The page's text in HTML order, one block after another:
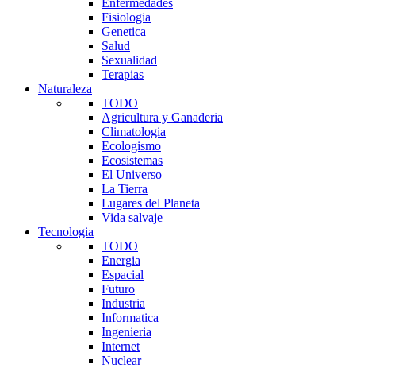
Fisiologia
Genetica
Salud
Sexualidad
Terapias
Naturaleza
TODO
Agricultura y Ganaderia
Climatologia
Ecologismo
Ecosistemas
El Universo
La Tierra
Lugares del Planeta
Vida salvaje
Tecnologia
TODO
Energia
Espacial
Futuro
Industria
Informatica
Ingenieria
Internet
Nuclear